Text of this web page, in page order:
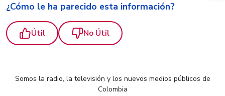
¿Cómo le ha parecido esta información?
Útil No Útil
Somos la radio, la televisión y los nuevos medios públicos de
Colombia